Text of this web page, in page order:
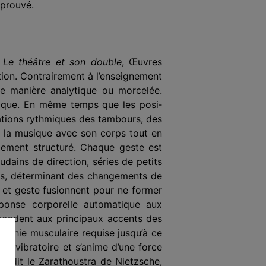
Le théâtre et son double, Œuvres
Contrairement à l’enseignement
manière analytique ou morcelée.
En même temps que les posi­
rythmiques des tambours, des
musique avec son corps tout en
structuré. Chaque geste est
de direction, séries de petits
déterminant des changements de
et geste fusionnent pour ne former
corporelle automatique aux
aux princi­paux accents des
musculaire requise jusqu’à ce
vibratoire et s’anime d’une force
dit le Zarathoustra de Nietzsche,